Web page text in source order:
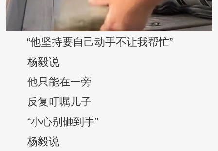
“他坚持要自己动手不让我帮忙”
杨毅说
他只能在一旁
反复叮嘱儿子
“小心别砸到手”
杨毅说